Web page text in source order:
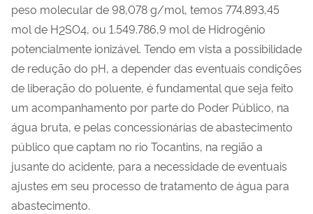
peso molecular de 98,078 g/mol, temos 774.893,45
mol de H2SO4, ou 1.549.786,9 mol de Hidrogênio
potencialmente ionizável. Tendo em vista a possibilidade
de redução do pH, a depender das eventuais condições
de liberação do poluente, é fundamental que seja feito
um acompanhamento por parte do Poder Público, na
água bruta, e pelas concessionárias de abastecimento
público que captam no rio Tocantins, na região a
jusante do acidente, para a necessidade de eventuais
ajustes em seu processo de tratamento de água para
abastecimento.